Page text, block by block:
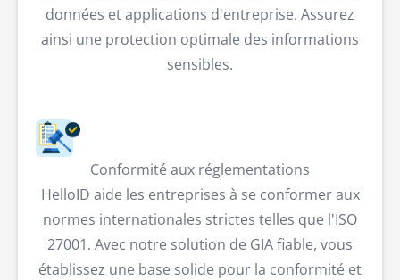
données et applications d'entreprise. Assurez
ainsi une protection optimale des informations
sensibles.
Conformité aux réglementations
HelloID aide les entreprises à se conformer aux
normes internationales strictes telles que l'ISO
27001. Avec notre solution de GIA fiable, vous
établissez une base solide pour la conformité et